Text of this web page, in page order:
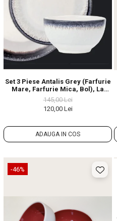
Set 3 Piese Antalis Grey (farfurie
Mare, Farfurie Mica, Bol), La
Comandă, 50 De Seturi
145,00 Lei
120,00 Lei
ADAUGA IN COS
-46%